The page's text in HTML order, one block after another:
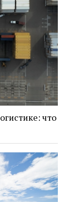
что